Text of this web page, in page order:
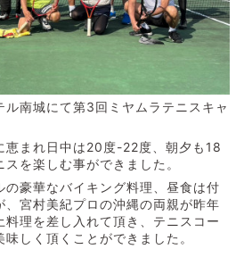
にて第3回ミヤムラテニスキャ
日中は20度-22度、朝夕も18
を楽しむ事ができました。
なバイキング料理、昼食は付
、宮村美紀プロの沖縄の両親が昨年
料理を差し入れて頂き、テニスコー
しく頂くことができました。